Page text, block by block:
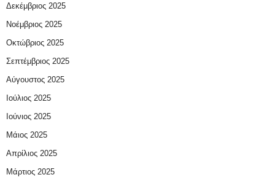
Δεκέμβριος 2025
Νοέμβριος 2025
Οκτώβριος 2025
Σεπτέμβριος 2025
Αύγουστος 2025
Ιούλιος 2025
Ιούνιος 2025
Μάιος 2025
Απρίλιος 2025
Μάρτιος 2025